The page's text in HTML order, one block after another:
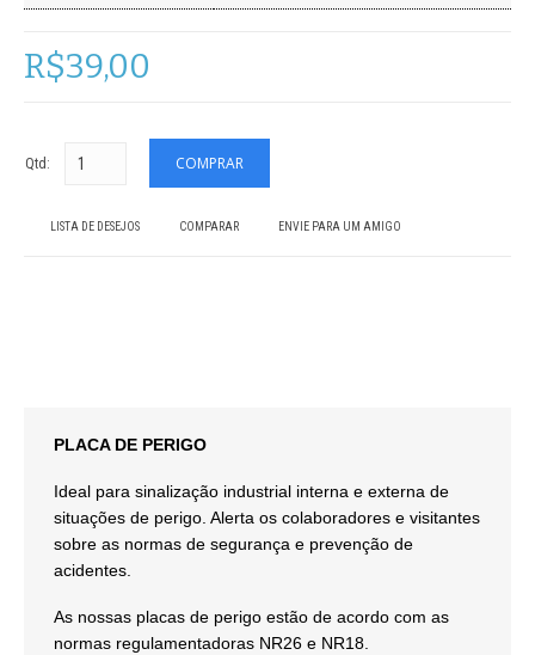
R$39,00
Qtd:
LISTA DE DESEJOS COMPARAR ENVIE PARA UM AMIGO
PLACA DE PERIGO
Ideal para sinalização industrial interna e externa de
situações de perigo. Alerta os colaboradores e visitantes
sobre as normas de segurança e prevenção de
acidentes.
As nossas placas de perigo estão de acordo com as
normas regulamentadoras NR26 e NR18.